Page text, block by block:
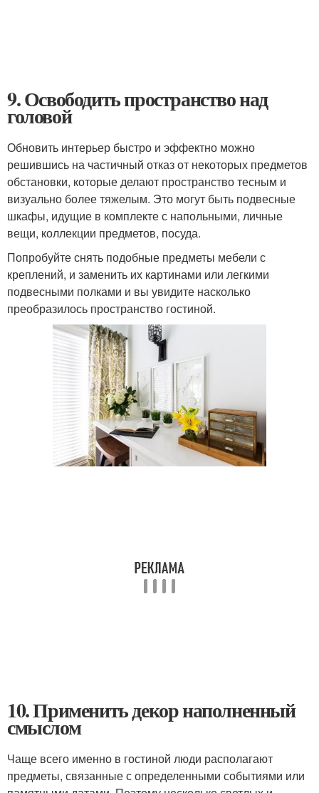
9. Освободить пространство над
головой
Обновить интерьер быстро и эффектно можно
решившись на частичный отказ от некоторых предметов
обстановки, которые делают пространство тесным и
визуально более тяжелым. Это могут быть подвесные
шкафы, идущие в комплекте с напольными, личные
вещи, коллекции предметов, посуда.
Попробуйте снять подобные предметы мебели с
креплений, и заменить их картинами или легкими
подвесными полками и вы увидите насколько
преобразилось пространство гостиной.
10. Применить декор наполненный
смыслом
Чаще всего именно в гостиной люди располагают
предметы, связанные с определенными событиями или